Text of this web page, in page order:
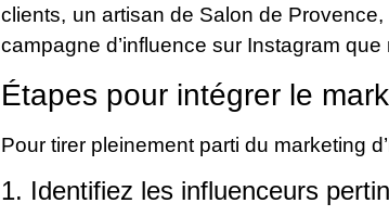
clients, un artisan de Salon de
campagne d’influence sur Instagram
Étapes pour intégrer le
Pour tirer pleinement parti du marketing
1. Identifiez les influenceurs